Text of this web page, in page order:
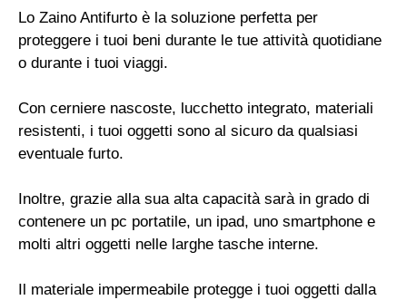
Lo Zaino Antifurto è la soluzione perfetta per
proteggere i tuoi beni durante le tue attività quotidiane
o durante i tuoi viaggi.
Con cerniere nascoste, lucchetto integrato, materiali
resistenti, i tuoi oggetti sono al sicuro da qualsiasi
eventuale furto.
Inoltre, grazie alla sua alta capacità sarà in grado di
contenere un pc portatile, un ipad, uno smartphone e
molti altri oggetti nelle larghe tasche interne.
Il materiale impermeabile protegge i tuoi oggetti dalla